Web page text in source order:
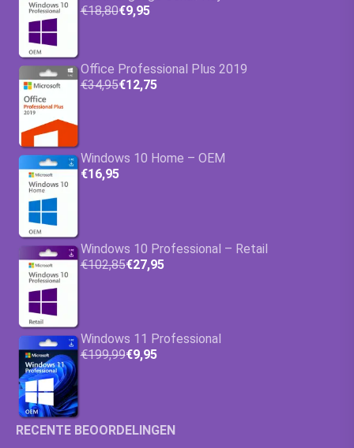
€18,80€9,95
Office Professional Plus 2019
€34,95€12,75
Windows 10 Home – OEM
€16,95
Windows 10 Professional – Retail
€102,85€27,95
Windows 11 Professional
€199,99€9,95
RECENTE BEOORDELINGEN